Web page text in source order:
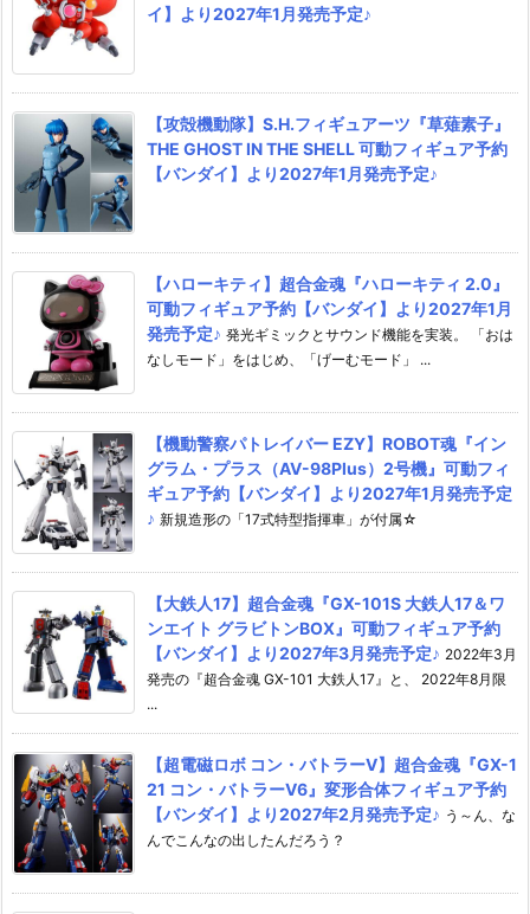
イ】より2027年1月発売予定♪
【攻殻機動隊】S.H.フィギュアーツ『草薙素子』
THE GHOST IN THE SHELL 可動フィギュア予約
【バンダイ】より2027年1月発売予定♪
【ハローキティ】超合金魂『ハローキティ 2.0』
可動フィギュア予約【バンダイ】より2027年1月
発売予定♪ 発光ギミックとサウンド機能を実装。 「おは
なしモード」をはじめ、「げーむモード」 ...
【機動警察パトレイバー EZY】ROBOT魂『イン
グラム・プラス（AV-98Plus）2号機』可動フィ
ギュア予約【バンダイ】より2027年1月発売予定
♪ 新規造形の「17式特型指揮車」が付属☆
【大鉄人17】超合金魂『GX-101S 大鉄人17＆ワ
ンエイト グラビトンBOX』可動フィギュア予約
【バンダイ】より2027年3月発売予定♪ 2022年3月
発売の『超合金魂 GX-101 大鉄人17』と、 2022年8月限
...
【超電磁ロボ コン・バトラーV】超合金魂『GX-1
21 コン・バトラーV6』変形合体フィギュア予約
【バンダイ】より2027年2月発売予定♪ う～ん、な
んでこんなの出したんだろう？